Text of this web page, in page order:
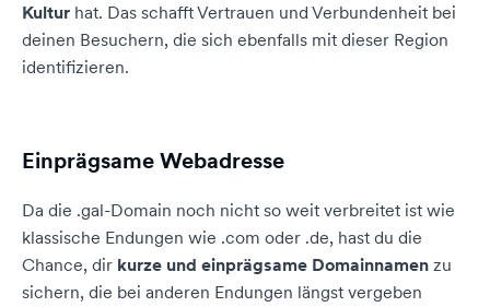
Kultur hat. Das schafft Vertrauen und Verbundenheit bei
deinen Besuchern, die sich ebenfalls mit dieser Region
identifizieren.
Einprägsame Webadresse
Da die .gal-Domain noch nicht so weit verbreitet ist wie
klassische Endungen wie .com oder .de, hast du die
Chance, dir kurze und einprägsame Domainnamen zu
sichern, die bei anderen Endungen längst vergeben